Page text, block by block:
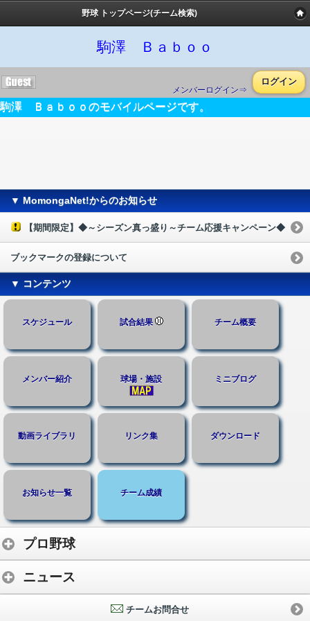
野球 トップページ(チーム検索)
駒澤 Ｂａｂｏｏ
メンバーログイン⇒
ログイン
駒澤 Ｂａｂｏｏのモバイルページです。
▼ MomongaNet!からのお知らせ
【期間限定】◆～シーズン真っ盛り～チーム応援キャンペーン◆
ブックマークの登録について
▼ コンテンツ
スケジュール 試合結果 チーム概要
メンバー紹介 球場・施設 ミニブログ
動画ライブラリ リンク集 ダウンロード
お知らせ一覧 チーム成績
プロ野球
ニュース
チームお問合せ